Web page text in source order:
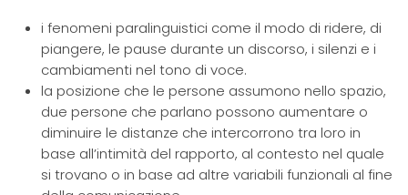
i fenomeni paralinguistici come il modo di ridere, di
piangere, le pause durante un discorso, i silenzi e i
cambiamenti nel tono di voce.
la posizione che le persone assumono nello spazio,
due persone che parlano possono aumentare o
diminuire le distanze che intercorrono tra loro in
base all’intimità del rapporto, al contesto nel quale
si trovano o in base ad altre variabili funzionali al fine